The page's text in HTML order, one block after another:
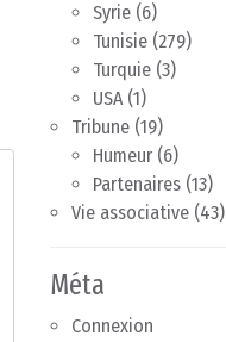
Syrie (6)
Tunisie (279)
Turquie (3)
USA(1)
Tribune (19)
Humeur (6)
Partenaires (13)
Vie associative (43)
Méta
Connexion